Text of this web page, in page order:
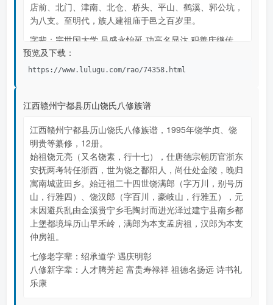
店前、北门、津南、北仓、桥头、平山、鹤溪、郭公坑，
为八支。至明代，族人建祖庙于邑之百岁里。
字辈：宗世国大学 昌盛永怡延 功高名显达 积善庆继传
……
预览及下载：
https://www.lulugu.com/rao/74358.html
江西赣州宁都县历山饶氏八修族谱
江西赣州宁都县历山饶氏八修族谱，1995年饶学贞、饶
明贵等纂修，12册。
始祖饶元亮（又名饶素，行十七），仕唐德宗朝历官浙东
安抚两考转任浙西，世为饶之鄱阳人，尚仕处金陵，晚归
寓南城蓝田乡。始迁祖二十四世饶满郎（字万川，别号历
山，行雅四）、饶汉郎（字百川，豪岐山，行雅五），元
末因避兵乱由金溪贵宁乡毛陶封而进光泽过建宁县南乡都
上堡都境埠历山早禾岭，满郎为本支孟房祖，汉郎为本支
仲房祖。
七修老字辈：绍承道学 遇庆明彰
八修新字辈：人才腾芳起 富贵寿禄祥 祖德名扬远 诗书礼
乐康